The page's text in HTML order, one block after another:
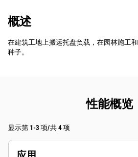
概述
在建筑工地上搬运托盘负载，在园林施工
种子。
性能概览
显示第 1-3 项/共 4 项